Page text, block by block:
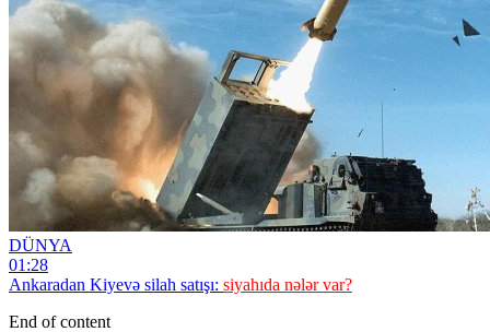
DÜNYA
01:28
Ankaradan Kiyevə silah satışı: siyahıda nələr var?
End of content